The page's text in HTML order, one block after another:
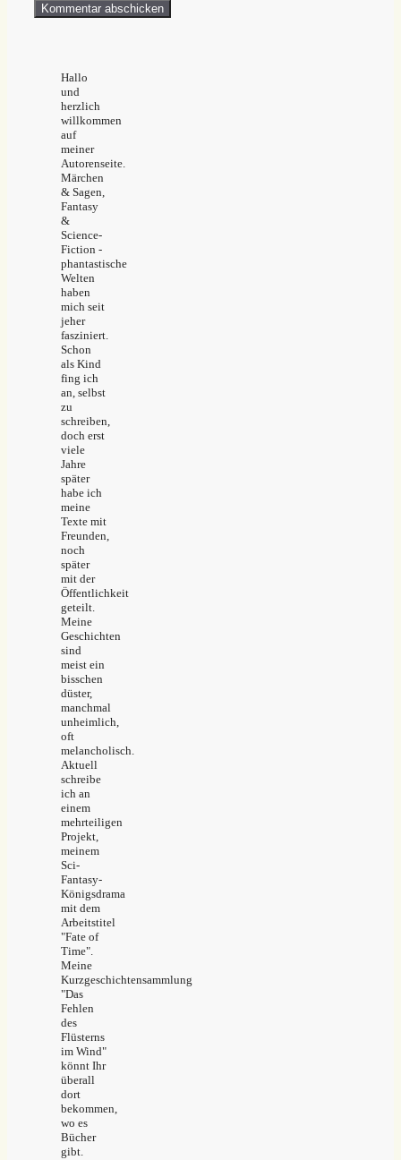
Hallo
und
herzlich
willkommen
auf
meiner
Autorenseite.
Märchen
& Sagen,
Fantasy
&
Science-
Fiction -
phantastische
Welten
haben
mich seit
jeher
fasziniert.
Schon
als Kind
fing ich
an, selbst
zu
schreiben,
doch erst
viele
Jahre
später
habe ich
meine
Texte mit
Freunden,
noch
später
mit der
Öffentlichkeit
geteilt.
Meine
Geschichten
sind
meist ein
bisschen
düster,
manchmal
unheimlich,
oft
melancholisch.
Aktuell
schreibe
ich an
einem
mehrteiligen
Projekt,
meinem
Sci-
Fantasy-
Königsdrama
mit dem
Arbeitstitel
"Fate of
Time".
Meine
Kurzgeschichtensammlung
"Das
Fehlen
des
Flüsterns
im Wind"
könnt Ihr
überall
dort
bekommen,
wo es
Bücher
gibt.